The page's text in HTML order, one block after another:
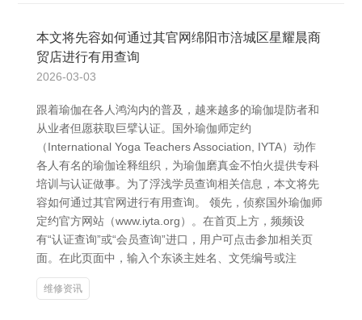
本文将先容如何通过其官网绵阳市涪城区星耀晨商
贸店进行有用查询
2026-03-03
跟着瑜伽在各人鸿沟内的普及，越来越多的瑜伽堤防者和
从业者但愿获取巨擘认证。国外瑜伽师定约
（International Yoga Teachers Association, IYTA）动作
各人有名的瑜伽诠释组织，为瑜伽磨真金不怕火提供专科
培训与认证做事。为了浮浅学员查询相关信息，本文将先
容如何通过其官网进行有用查询。 领先，侦察国外瑜伽师
定约官方网站（www.iyta.org）。在首页上方，频频设
有“认证查询”或“会员查询”进口，用户可点击参加相关页
面。在此页面中，输入个东谈主姓名、文凭编号或注
维修资讯